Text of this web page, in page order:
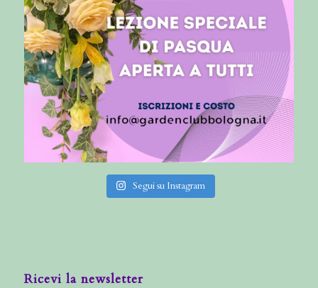
Segui su Instagram
Ricevi la newsletter